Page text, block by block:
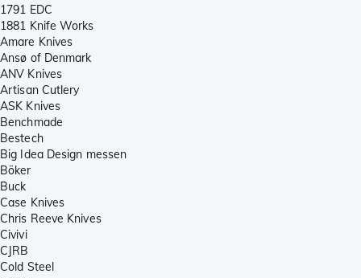
1791 EDC
1881 Knife Works
Amare Knives
Ansø of Denmark
ANV Knives
Artisan Cutlery
ASK Knives
Benchmade
Bestech
Big Idea Design messen
Böker
Buck
Case Knives
Chris Reeve Knives
Civivi
CJRB
Cold Steel